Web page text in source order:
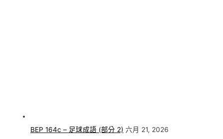
BEP 164c – 足球成語 (部分 2) 六月 21, 2026